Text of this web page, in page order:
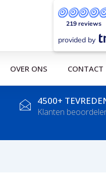
219 reviews
provided by
OVER ONS CONTACT
4500+
Klanten